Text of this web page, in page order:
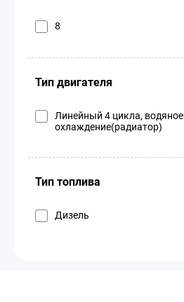
8
Тип двигателя
Линейный 4 цикла, водяное
охлаждение(радиатор)
Тип топлива
Дизель